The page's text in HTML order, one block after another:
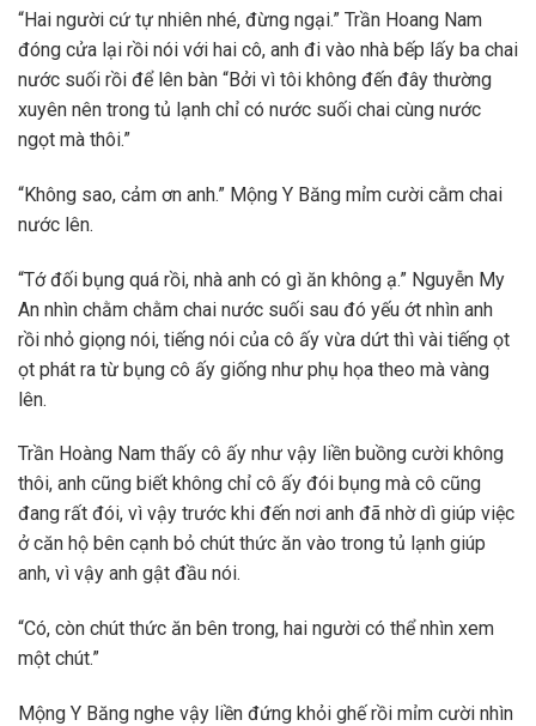
“Hai người cứ tự nhiên nhé, đừng ngại.” Trần Hoang Nam
đóng cửa lại rồi nói với hai cô, anh đi vào nhà bếp lấy ba chai
nước suối rồi để lên bàn “Bởi vì tôi không đến đây thường
xuyên nên trong tủ lạnh chỉ có nước suối chai cùng nước
ngọt mà thôi.”
“Không sao, cảm ơn anh.” Mộng Y Băng mỉm cười cằm chai
nước lên.
“Tớ đối bụng quá rồi, nhà anh có gì ăn không ạ.” Nguyễn My
An nhìn chằm chằm chai nước suối sau đó yếu ớt nhìn anh
rồi nhỏ giọng nói, tiếng nói của cô ấy vừa dứt thì vài tiếng ọt
ọt phát ra từ bụng cô ấy giống như phụ họa theo mà vàng
lên.
Trần Hoàng Nam thấy cô ấy như vậy liền buồng cười không
thôi, anh cũng biết không chỉ cô ấy đói bụng mà cô cũng
đang rất đói, vì vậy trước khi đến nơi anh đã nhờ dì giúp việc
ở căn hộ bên cạnh bỏ chút thức ăn vào trong tủ lạnh giúp
anh, vì vậy anh gật đầu nói.
“Có, còn chút thức ăn bên trong, hai người có thể nhìn xem
một chút.”
Mộng Y Băng nghe vậy liền đứng khỏi ghế rồi mỉm cười nhìn